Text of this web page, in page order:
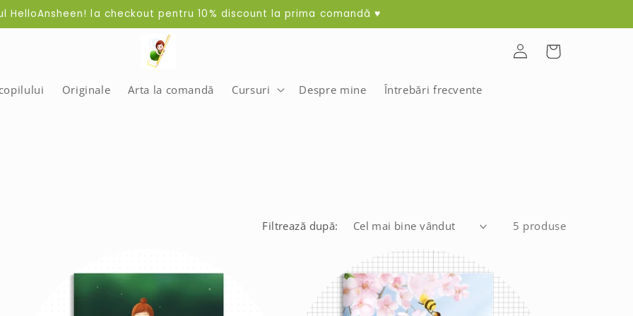
HelloAnsheen! la checkout pentru 10% discount la prima comandă ♥
Originale Arta la comandă Cursuri Despre mine Întrebări frecvente
Log
in
Coș
Filtrează după: 5 produse